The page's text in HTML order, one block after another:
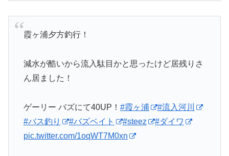
霞ヶ浦夕方釣行！
減水が酷いから流入駄目かと思ったけど居残りさ
ん居ました！
ゲーリー バズにて40UP！ #霞ヶ浦
#流入河川
#バス釣り
#バズベイト #steez
#ダイワ
pic.twitter.com/1oqWT7M0xn